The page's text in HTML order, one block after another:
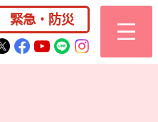
桜川市公式ホー
緊急・防災
桜川市公式Twitter
桜川市公式
桜川市公式
桜川市公式